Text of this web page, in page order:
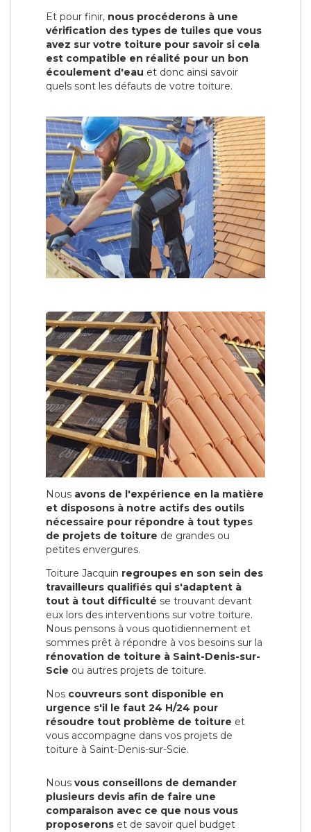
Et pour finir, nous procéderons à une
vérification des types de tuiles que vous
avez sur votre toiture pour savoir si cela
est compatible en réalité pour un bon
écoulement d'eau et donc ainsi savoir
quels sont les défauts de votre toiture.
Nous avons de l'expérience en la matière
et disposons à notre actifs des outils
nécessaire pour répondre à tout types
de projets de toiture de grandes ou
petites envergures.
Toiture Jacquin regroupes en son sein des
travailleurs qualifiés qui s'adaptent à
tout à tout difficulté se trouvant devant
eux lors des interventions sur votre toiture.
Nous pensons à vous quotidiennement et
sommes prêt à répondre à vos besoins sur la
rénovation de toiture à Saint-Denis-sur-
Scie ou autres projets de toiture.
Nos couvreurs sont disponible en
urgence s'il le faut 24 H/24 pour
résoudre tout problème de toiture et
vous accompagne dans vos projets de
toiture à Saint-Denis-sur-Scie.
Nous vous conseillons de demander
plusieurs devis afin de faire une
comparaison avec ce que nous vous
proposerons et de savoir quel budget